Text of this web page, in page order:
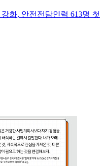
화, 안전전담인력 613명 첫